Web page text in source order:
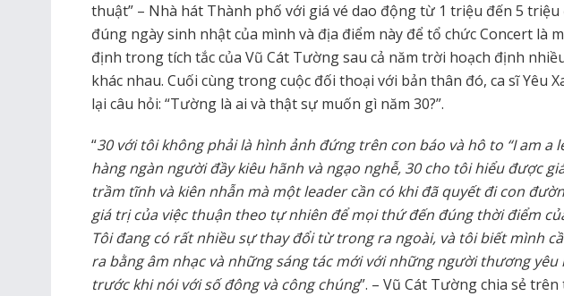
thuật” – Nhà hát Thành phố với giá vé dao động từ 1 triệu đến 5 triệu
đúng ngày sinh nhật của mình và địa điểm này để tổ chức Concert là
định trong tích tắc của Vũ Cát Tường sau cả năm trời hoạch định
khác nhau. Cuối cùng trong cuộc đối thoại với bản thân đó, ca sĩ Yêu
lại câu hỏi: “Tường là ai và thật sự muốn gì năm 30?”.
“30 với tôi không phải là hình ảnh đứng trên con báo và hô to “I am a
hàng ngàn người đầy kiêu hãnh và ngạo nghễ, 30 cho tôi hiểu được
trầm tĩnh và kiên nhẫn mà một leader cần có khi đã quyết đi con
giá trị của việc thuận theo tự nhiên để mọi thứ đến đúng thời điểm
Tôi đang có rất nhiều sự thay đổi từ trong ra ngoài, và tôi biết mình
ra bằng âm nhạc và những sáng tác mới với những người thương
trước khi nói với số đông và công chúng”. – Vũ Cát Tường chia sẻ